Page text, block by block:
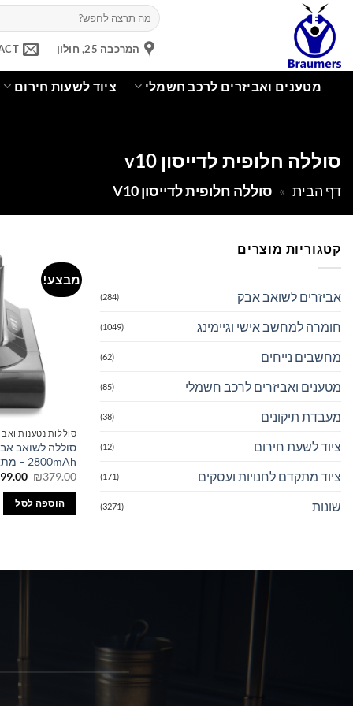
content
חיפוש
עבור:
המרכבה 25, חולון
מטענים ואביזרים לרכב חשמלי ציוד לשעות חירום
סוללה חלופית לדייסון v10
דף הבית » סוללה חלופית לדייסון V10
קטגוריות מוצרים
אביזרים לשואב אבק (284)
חומרה למחשב אישי וגיימינג (1049)
מחשבים נייחים (62)
מטענים ואביזרים לרכב חשמלי (85)
מעבדת תיקונים (38)
ציוד לשעת חירום (12)
ציוד מתקדם לחנויות ועסקים (171)
שונות (3271)
מבצע!
סוללות נטענות
2800mAh – מתאים לכל הדגמים
₪379.00
היה:
הוספה לסל